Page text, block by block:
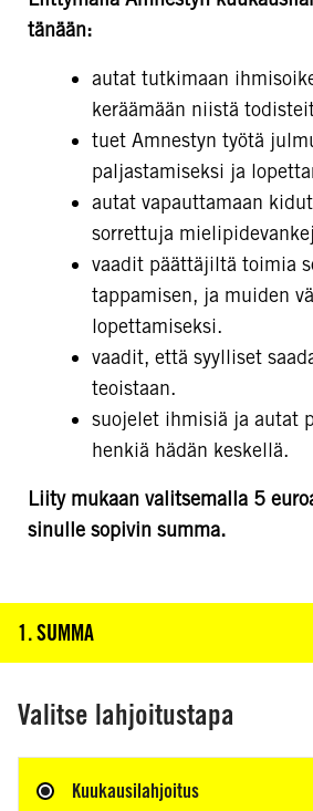
tänään:
autat tutkimaan
keräämään niistä
tuet Amnestyn työtä
paljastamiseksi ja
autat vapauttamaan
sorrettuja
vaadit päättäjiltä toimia
tappamisen, ja muiden
lopettamiseksi.
vaadit, että syylliset
teoistaan.
suojelet ihmisiä ja autat
henkiä hädän keskellä.
Liity mukaan valitsemalla 5
sinulle sopivin summa.
1. SUMMA
KLIKKAA TÄSTÄ NÄHDÄKSESI VAIHE 1
Valitse lahjoitustapa
Kuukausilahjoitus
Kiitos lahjoituksestasi,
Olet mahtava!
Suurkiitos, että olet mukana. 💛
kysymys: saammeko lähettää
sähköpostitse lisätietoa
edistymisestä ja uusimmista
saat nopeiten tiedot meiltä ja
apuasi tarvitaan!
KYLLÄ